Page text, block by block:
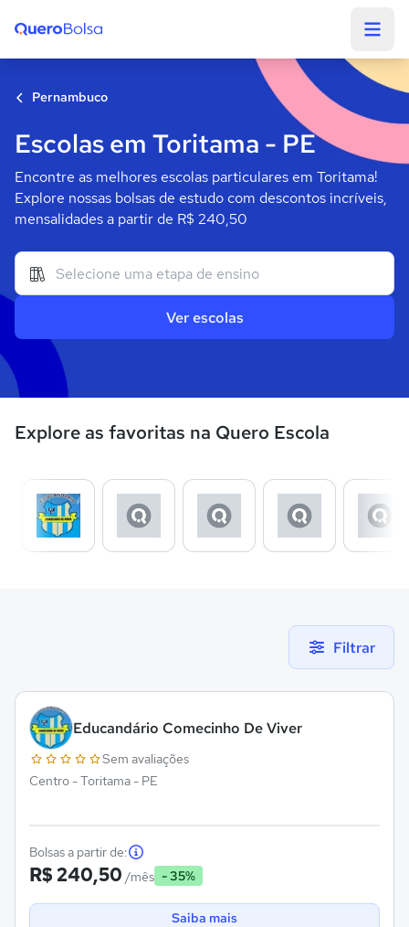
Pernambuco
Escolas em Toritama - PE
Encontre as melhores escolas particulares em Toritama!
Explore nossas bolsas de estudo com descontos incríveis,
mensalidades a partir de R$ 240,50
Ver escolas
Explore as favoritas na Quero Escola
Filtrar
Educandário Comecinho De Viver
Sem avaliações
Centro - Toritama - PE
Bolsas a partir de:
R$ 240,50 /mês - 35%
Saiba mais